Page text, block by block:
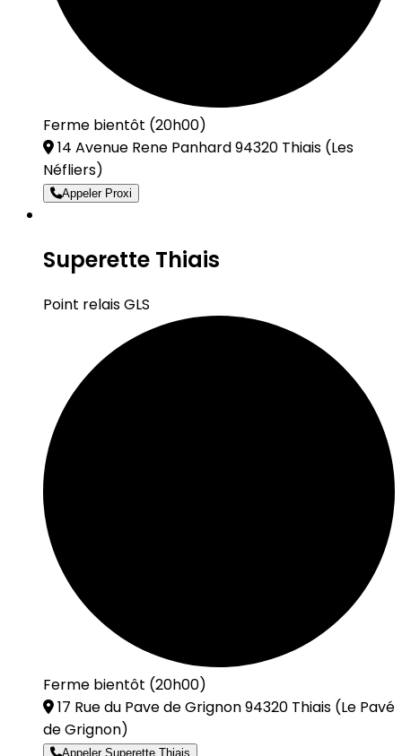
Ferme bientôt (20h00)
14 Avenue Rene Panhard 94320 Thiais (Les
Néfliers)
Appeler Proxi
Superette Thiais
Point relais GLS
Ferme bientôt (20h00)
17 Rue du Pave de Grignon 94320 Thiais (Le Pavé
de Grignon)
Appeler Superette Thiais